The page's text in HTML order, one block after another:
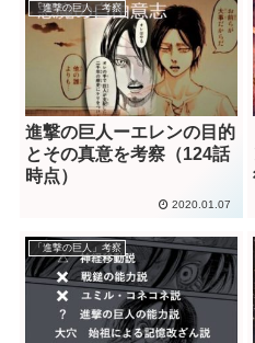
「進撃の巨人」考察
進撃の巨人ーエレンの目的
とその真意を考察（124話
時点）
2020.01.07
「進撃の巨人」考察